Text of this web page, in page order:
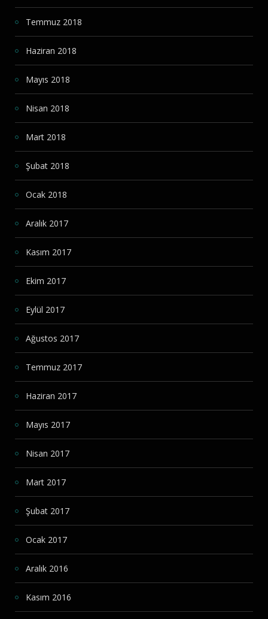
Temmuz 2018
Haziran 2018
Mayıs 2018
Nisan 2018
Mart 2018
Şubat 2018
Ocak 2018
Aralık 2017
Kasım 2017
Ekim 2017
Eylül 2017
Ağustos 2017
Temmuz 2017
Haziran 2017
Mayıs 2017
Nisan 2017
Mart 2017
Şubat 2017
Ocak 2017
Aralık 2016
Kasım 2016